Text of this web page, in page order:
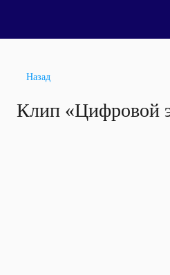
Назад
Клип «Цифровой